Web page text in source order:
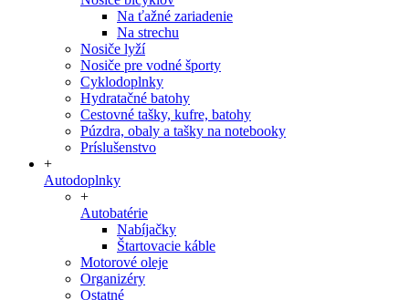
Na ťažné zariadenie
Na strechu
Nosiče lyží
Nosiče pre vodné športy
Cyklodoplnky
Hydratačné batohy
Cestovné tašky, kufre, batohy
Púzdra, obaly a tašky na notebooky
Príslušenstvo
+
Autodoplnky
+
Autobatérie
Nabíjačky
Štartovacie káble
Motorové oleje
Organizéry
Ostatné